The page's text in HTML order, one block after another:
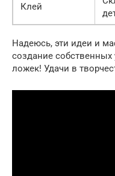
Клей
Надеюсь, эти идеи и
создание
ложек! Удачи в